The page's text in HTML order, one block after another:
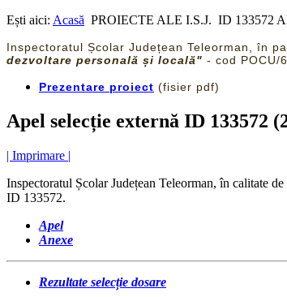
Ești aici: Acasă PROIECTE ALE I.S.J. ID 133572
Inspectoratul Școlar Județean Teleorman, în
dezvoltare personală și locală" - cod POCU/
Prezentare proiect (fisier pdf)
Apel selecție externă ID 133572
| Imprimare |
Inspectoratul Școlar Județean Teleorman, în calitate
ID 133572.
Apel
Anexe
Rezultate selecție dosare